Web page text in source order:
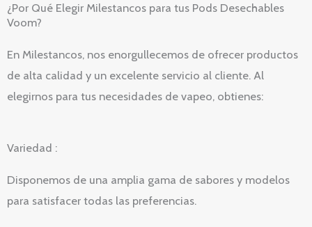
¿Por Qué Elegir Milestancos para tus Pods Desechables
Voom?
En Milestancos, nos enorgullecemos de ofrecer productos
de alta calidad y un excelente servicio al cliente. Al
elegirnos para tus necesidades de vapeo, obtienes:
Variedad :
Disponemos de una amplia gama de sabores y modelos
para satisfacer todas las preferencias.